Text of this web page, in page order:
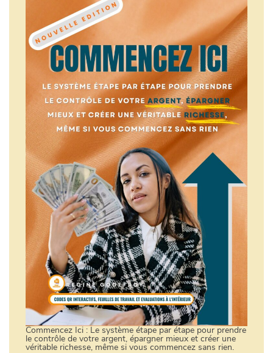
Commencez Ici : Le système étape par étape pour prendre
le contrôle de votre argent, épargner mieux et créer une
véritable richesse, même si vous commencez sans rien.